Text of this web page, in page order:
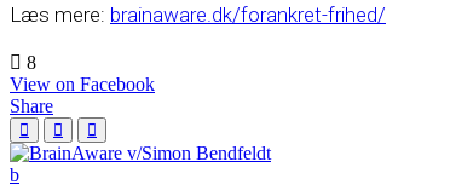
Læs mere: brainaware.dk/forankret-frihed/
8
View on Facebook
Share